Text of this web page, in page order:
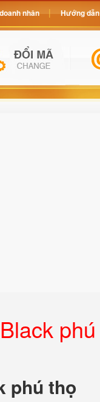
phú
phú thọ
nhân Hướng